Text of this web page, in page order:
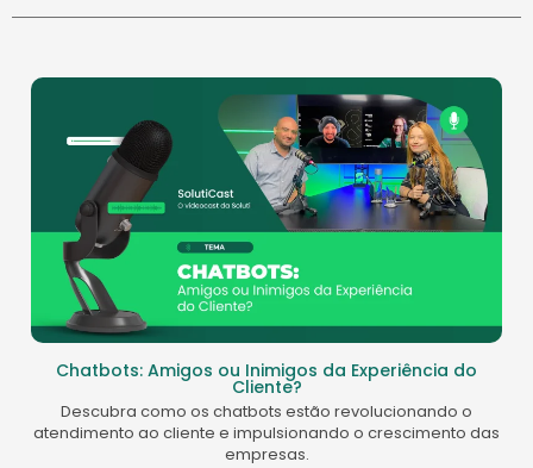
Chatbots: Amigos ou Inimigos da Experiência do
Cliente?
Descubra como os chatbots estão revolucionando o
atendimento ao cliente e impulsionando o crescimento das
empresas.